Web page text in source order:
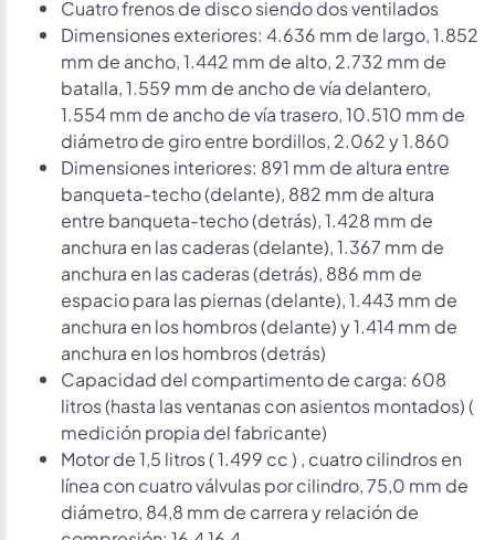
Cuatro frenos de disco siendo dos ventilados
Dimensiones exteriores: 4.636 mm de largo, 1.852
mm de ancho, 1.442 mm de alto, 2.732 mm de
batalla, 1.559 mm de ancho de vía delantero,
1.554 mm de ancho de vía trasero, 10.510 mm de
diámetro de giro entre bordillos, 2.062 y 1.860
Dimensiones interiores: 891 mm de altura entre
banqueta-techo (delante), 882 mm de altura
entre banqueta-techo (detrás), 1.428 mm de
anchura en las caderas (delante), 1.367 mm de
anchura en las caderas (detrás), 886 mm de
espacio para las piernas (delante), 1.443 mm de
anchura en los hombros (delante) y 1.414 mm de
anchura en los hombros (detrás)
Capacidad del compartimento de carga: 608
litros (hasta las ventanas con asientos montados) (
medición propia del fabricante)
Motor de 1,5 litros ( 1.499 cc ) , cuatro cilindros en
línea con cuatro válvulas por cilindro, 75,0 mm de
diámetro, 84,8 mm de carrera y relación de